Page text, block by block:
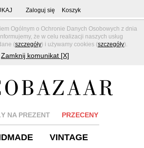
Ogólnym o Ochronie Danych Osobowych z dnia
że w celu realizacji naszych usług
(szczegóły) i używamy cookies (szczegóły).
Zamknij komunikat [X]
Zaloguj się Koszyk
NA PREZENT PRZECENY
VINTAGE